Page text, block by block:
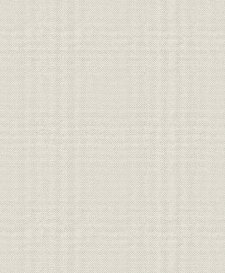
銀行;財務・業績 五十三銀行の主要勘定の推移
明治31年
年(1903年
銀行;事業所 鳥取県農工銀行 [明治31年
銀行;事業所 島根県農工銀行 [明治31年
銀行;事業所 創立時の松江銀行本店 明治22年
銀行;事業所 創立時の米子銀行本店 明治27年
銀行
山陰地方の銀行の年次別新設状
況
明治18年
(1912年)
銀行 山陰地方銀行の地域別設立状況 大正元年
銀行;資金
山陰地方の普通銀行資金構成の
推移
明治31年
(1908年)